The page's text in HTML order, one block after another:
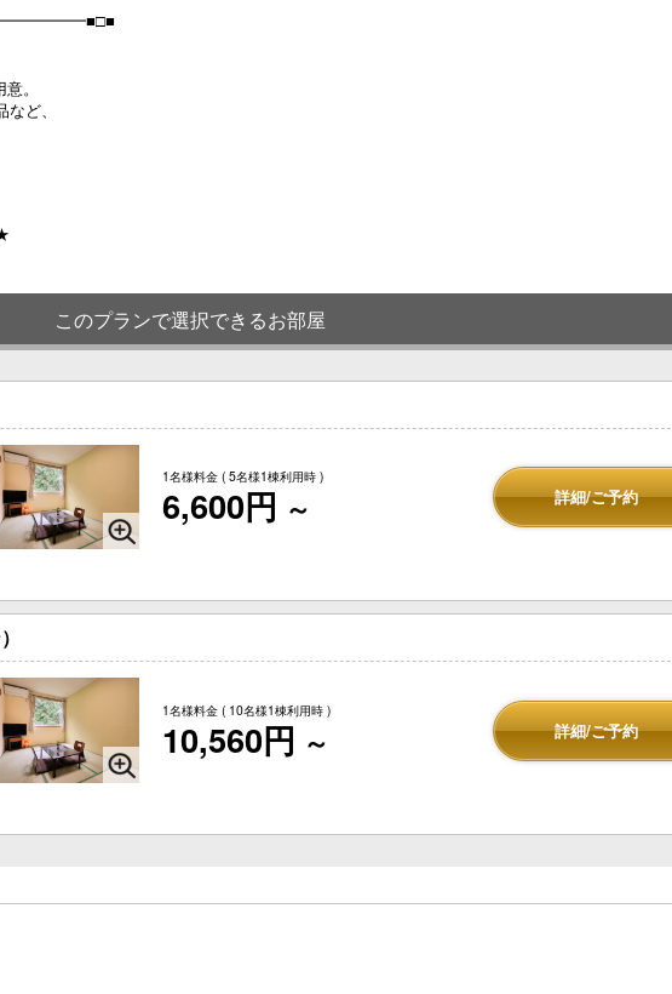
。
ど、
このプランで選択できるお部屋
1名様料金 ( 5名様1棟利用時 )
6,600円 ～ 詳細/ご予約
1名様料金 ( 10名様1棟利用時 )
10,560円 ～ 詳細/ご予約